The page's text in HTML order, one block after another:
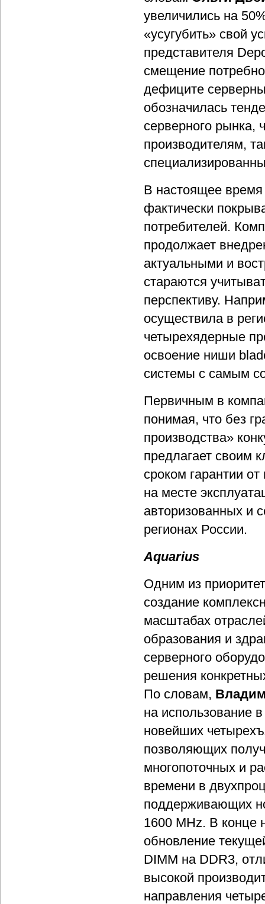
увеличились на
«усугубить» свой
представителя
смещение
дефиците
обозначилась
серверного рынка,
производителям,
В настоящее время
фактически
потребителей.
продолжает
актуальными и
стараются
перспективу.
осуществила в
четырехядерные
освоение ниши
системы с самым
Первичным в
понимая, что без
производства»
предлагает своим
сроком гарантии
на месте
авторизованных и
регионах России.
Aquarius
Одним из
создание
масштабах
образования и
серверного
решения
По словам,
на использование
новейших
позволяющих
многопоточных и
времени в
поддерживающих
1600 MHz. В конце
обновление
DIMM на DDR3,
высокой
направления